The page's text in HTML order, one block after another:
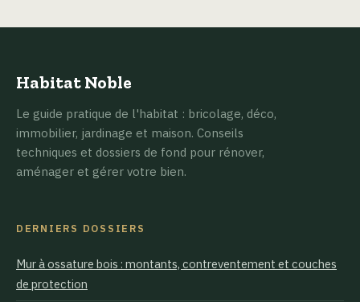
clés, délais et
d’emploi pour
Habitat Noble
Le guide pratique de l'habitat : bricolage, déco,
immobilier, jardinage et maison. Conseils
techniques et dossiers de fond pour rénover,
aménager et gérer votre bien.
DERNIERS DOSSIERS
Mur à ossature bois : montants, contreventement et couches
de protection